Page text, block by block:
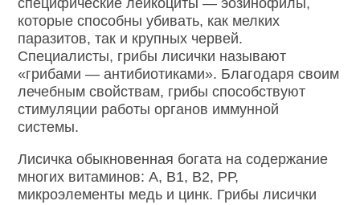
специфические лейкоциты — эозинофилы,
которые способны убивать, как мелких
паразитов, так и крупных червей.
Специалисты, грибы лисички называют
«грибами — антибиотиками». Благодаря своим
лечебным свойствам, грибы способствуют
стимуляции работы органов иммунной
системы.
Лисичка обыкновенная богата на содержание
многих витаминов: А, В1, В2, РР,
микроэлементы медь и цинк. Грибы лисички